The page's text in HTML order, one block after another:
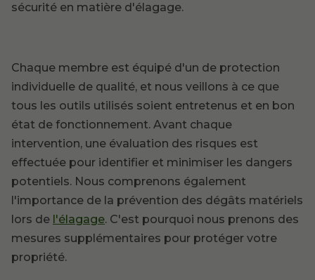
sécurité en matière d'élagage.
Chaque membre est équipé d'un de protection
individuelle de qualité, et nous veillons à ce que
tous les outils utilisés soient entretenus et en bon
état de fonctionnement. Avant chaque
intervention, une évaluation des risques est
effectuée pour identifier et minimiser les dangers
potentiels. Nous comprenons également
l'importance de la prévention des dégâts matériels
lors de l'élagage. C'est pourquoi nous prenons des
mesures supplémentaires pour protéger votre
propriété.